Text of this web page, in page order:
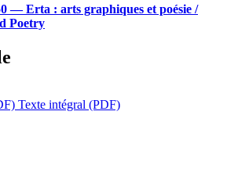
— Erta : arts graphiques et poésie /
Poetry
Texte intégral (PDF)